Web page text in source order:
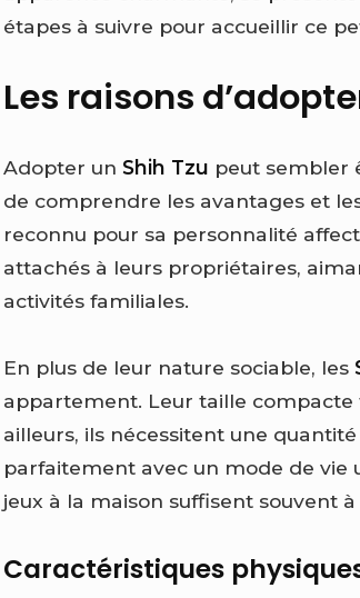
étapes à suivre pour accueillir ce
Les raisons
Adopter unShih Tzu peut sembler
de comprendre les avantages et
reconnu pour sa personnalité
attachés à leurs propriétaires,
activités familiales.
En plus de leur nature sociable, les
appartement. Leur taille compacte
ailleurs, ils nécessitent une
parfaitement avec un mode de vie
jeux à la maison suffisent souvent
Caractéristiques